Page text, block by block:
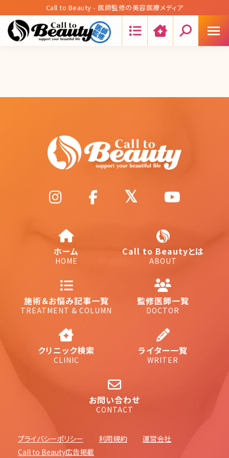
Call to Beauty - 医師監修の美容医療メディア
ホーム
HOME
Call to Beautyとは
ABOUT
施術＆お悩み記事一覧
TREATMENT & COLUMN
監修医師一覧
DOCTOR
クリニック検索
CLINIC
ライター一覧
WRITER
お問い合わせ
CONTACT
プライバシーポリシー 利用規約
運営会社
Call to Beauty広告掲載